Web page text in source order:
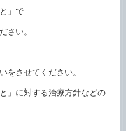
」で
さい。
をさせてください。
」に対する治療方針などの